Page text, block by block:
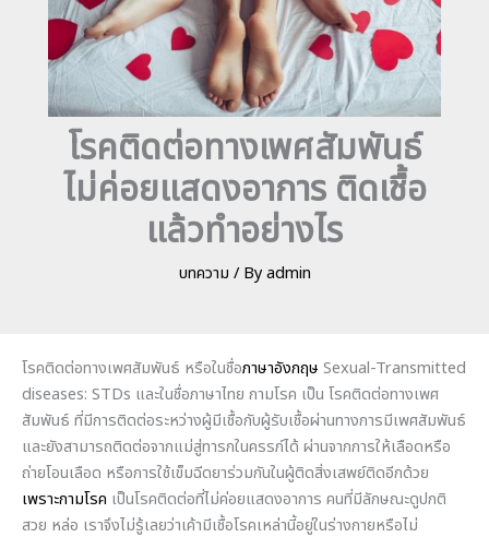
โรคติดต่อทางเพศสัมพันธ์
ไม่ค่อยแสดงอาการ ติดเชื้อ
แล้วทำอย่างไร
บทความ / Byadmin
โรคติดต่อทางเพศสัมพันธ์ หรือในชื่อภาษาอังกฤษ Sexual-Transmitted
diseases: STDs และในชื่อภาษาไทย กามโรค เป็น โรคติดต่อทางเพศ
สัมพันธ์ ที่มีการติดต่อระหว่างผู้มีเชื้อกับผู้รับเชื้อผ่านทางการมีเพศสัมพันธ์
และยังสามารถติดต่อจากแม่สู่ทารกในครรภ์ได้ ผ่านจากการให้เลือดหรือ
ถ่ายโอนเลือด หรือการใช้เข็มฉีดยาร่วมกันในผู้ติดสิ่งเสพย์ติดอีกด้วย
เพราะกามโรค เป็นโรคติดต่อที่ไม่ค่อยแสดงอาการ คนที่มีลักษณะดูปกติ
สวย หล่อ เราจึงไม่รู้เลยว่าเค้ามีเชื้อโรคเหล่านี้อยู่ในร่างกายหรือไม่